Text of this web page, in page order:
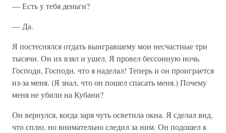
— Есть у тебя деньги?
— Да.
Я постеснялся отдать выигравшему мои несчастные три
тысячи. Он их взял и ушел. Я провел бессонную ночь.
Господи, Господи, что я наделал! Теперь и он проиграется
из-за меня. (Я знал, что он пошел спасать меня.) Почему
меня не убили на Кубани?
Он вернулся, когда заря чуть осветила окна. Я сделал вид,
что сплю, но внимательно следил за ним. Он подошел к